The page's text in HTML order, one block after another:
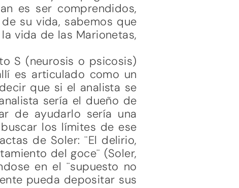
es ser comprendidos,
su vida, sabemos que
vida de las Marionetas,
S (neurosis o psicosis)
es articulado como un
que si el analista se
sería el dueño de
de ayudarlo sería una
los límites de ese
de Soler: ¨El delirio,
del goce¨ (Soler,
en el ¨supuesto no
pueda depositar sus